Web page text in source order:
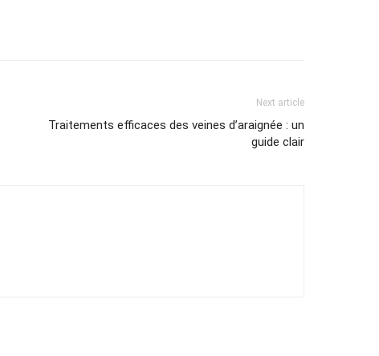
Next article
Traitements efficaces des veines d’araignée : un
guide clair